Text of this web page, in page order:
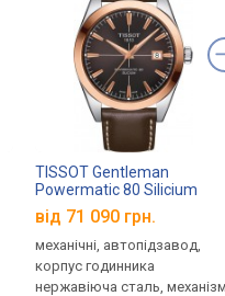
TISSOT Gentleman
Powermatic 80 Silicium
Solid 18k Gold Bezel
T927.407.46.291.00
від 71 090 грн.
механічні, автопідзавод,
корпус годинника
нержавіюча сталь, механізм